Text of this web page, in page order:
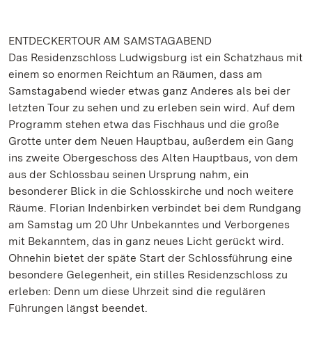
ENTDECKERTOUR AM SAMSTAGABEND
Das Residenzschloss Ludwigsburg ist ein Schatzhaus mit
einem so enormen Reichtum an Räumen, dass am
Samstagabend wieder etwas ganz Anderes als bei der
letzten Tour zu sehen und zu erleben sein wird. Auf dem
Programm stehen etwa das Fischhaus und die große
Grotte unter dem Neuen Hauptbau, außerdem ein Gang
ins zweite Obergeschoss des Alten Hauptbaus, von dem
aus der Schlossbau seinen Ursprung nahm, ein
besonderer Blick in die Schlosskirche und noch weitere
Räume. Florian Indenbirken verbindet bei dem Rundgang
am Samstag um 20 Uhr Unbekanntes und Verborgenes
mit Bekanntem, das in ganz neues Licht gerückt wird.
Ohnehin bietet der späte Start der Schlossführung eine
besondere Gelegenheit, ein stilles Residenzschloss zu
erleben: Denn um diese Uhrzeit sind die regulären
Führungen längst beendet.